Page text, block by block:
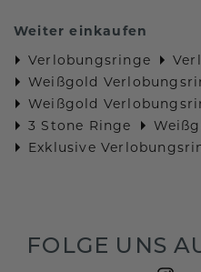
Weiter einkaufen
Verlobungsringe
Weißgold
Weißgold
3 Stone Ringe
Exklusive
FOLGE UNS